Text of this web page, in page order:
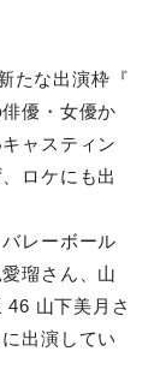
たな出演枠『
優・女優か
ャスティン
ロケにも出
レーボール
瑠さん、山
46 山下美月さ
出演してい